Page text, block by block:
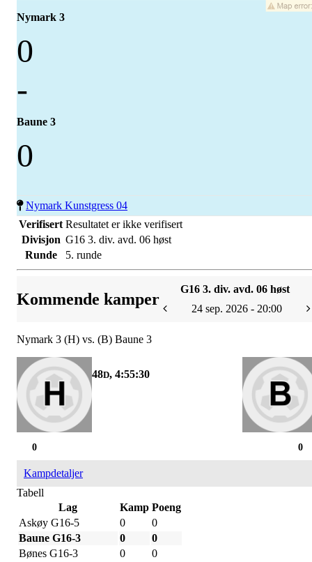
Nymark 3
0
-
Baune 3
0
Nymark Kunstgress 04
Verifisert Resultatet er ikke verifisert
Divisjon G16 3. div. avd. 06 høst
Runde
5. runde
Kommende kamper
G16 3. div. avd. 06 høst
24 sep. 2026 - 20:00
Nymark 3 (H) vs. (B) Baune 3
48D, 4:55:30
0
0
Kampdetaljer
Tabell
Lag
Kamp Poeng
Askøy G16-5
0
0
Baune G16-3
0
0
Bønes G16-3
0
0